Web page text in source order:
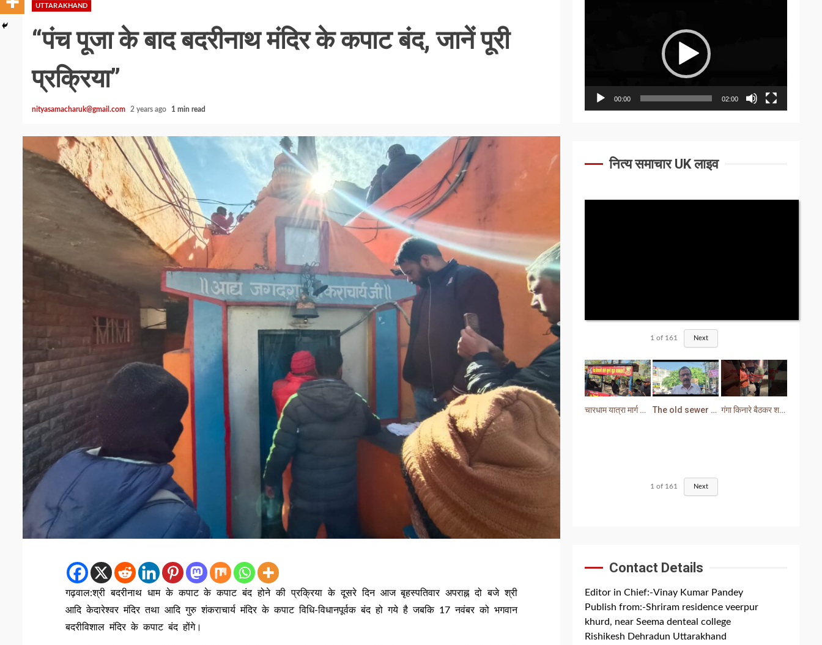
UTTARAKHAND
“पंच पूजा के बाद बदरीनाथ मंदिर के कपाट बंद, जानें पूरी
प्रक्रिया”
nityasamacharuk@gmail.com 2 years ago 1 min read
गढ़वाल:श्री बदरीनाथ धाम के कपाट के कपाट बंद होने की प्रक्रिया के दूसरे दिन आज बृहस्पतिवार अपराह्न दो बजे श्री
आदि केदारेश्वर मंदिर तथा आदि गुरु शंकराचार्य मंदिर के कपाट विधि-विधानपूर्वक बंद हो गये है जबकि 17 नवंबर को भगवान
बदरीविशाल मंदिर के कपाट बंद होंगे।
00:00 02:00
नित्य समाचार UK लाइव
1 of 161 Next
चारधाम यात्रा मार्ग से प्रशासन ने हटाया अतिक्रमण The old sewer line has become a problem for the people. Sewer water is entering people's houses. गंगा किनारे बैठकर शराब पीना युवक को पड़ा भारी लोगों ने सिखा दी मर्यादा
1 of 161 Next
Contact Details
Editor in Chief:-Vinay Kumar Pandey
Publish from:-Shriram residence veerpur
khurd, near Seema denteal college
Rishikesh Dehradun Uttarakhand